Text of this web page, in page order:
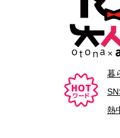
暮
熱